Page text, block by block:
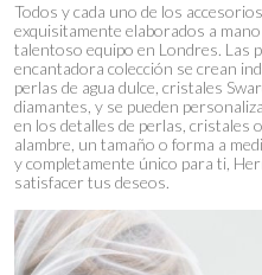
Todos y cada uno de los
exquisitamente elaborados a
talentoso equipo en Londres. Las
encantadora colección se crean
perlas de agua dulce, cristales
diamantes, y se pueden
en los detalles de perlas, cristales
alambre, un tamaño o forma a
y completamente único para ti,
satisfacer tus deseos.